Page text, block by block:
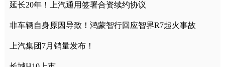
延长20年！上汽通用签署合资续约协议
非车辆自身原因导致！鸿蒙智行回应智界R7起火事故
上汽集团7月销量发布！